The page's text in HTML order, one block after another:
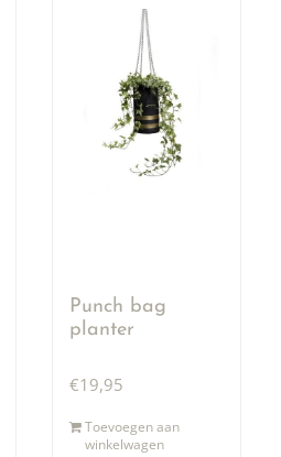
Punch bag
planter
€19,95
Toevoegen aan
winkelwagen